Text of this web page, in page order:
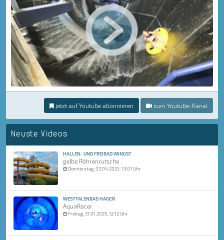
jetzt auf Youtube abonnieren zum Youtube-Kanal
Neuste Videos
HALLEN- UND FREIBAD WINGST
gelbe Röhrenrutsche
Donnerstag, 03.04.2025, 13:01 Uhr
WESTFALENBAD HAGEN
AquaRacer
Freitag, 31.01.2025, 12:12 Uhr